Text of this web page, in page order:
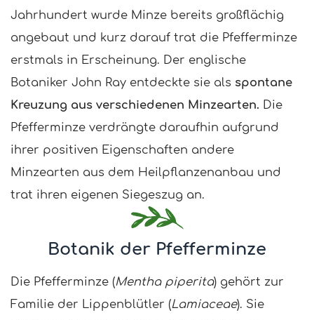
Jahrhundert wurde Minze bereits großflächig
angebaut und kurz darauf trat die Pfefferminze
erstmals in Erscheinung. Der englische
Botaniker John Ray entdeckte sie als spontane
Kreuzung aus verschiedenen Minzearten. Die
Pfefferminze verdrängte daraufhin aufgrund
ihrer positiven Eigenschaften andere
Minzearten aus dem Heilpflanzenanbau und
trat ihren eigenen Siegeszug an.
Botanik der Pfefferminze
Die Pfefferminze (Mentha piperita) gehört zur
Familie der Lippenblütler (Lamiaceae). Sie